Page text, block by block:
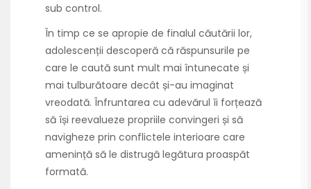
sub control.
În timp ce se apropie de finalul căutării lor,
adolescenții descoperă că răspunsurile pe
care le caută sunt mult mai întunecate și
mai tulburătoare decât și-au imaginat
vreodată. Înfruntarea cu adevărul îi forțează
să își reevalueze propriile convingeri și să
navigheze prin conflictele interioare care
amenință să le distrugă legătura proaspăt
formată.